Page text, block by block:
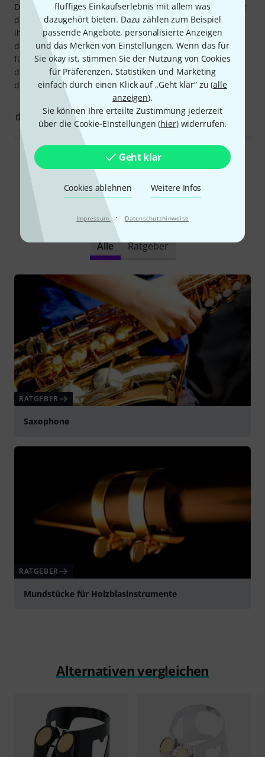
fluffiges Einkaufserlebnis mit allem was
dazugehört bieten. Dazu zählen zum Beispiel
passende Angebote, personalisierte Anzeigen
und das Merken von Einstellungen. Wenn das für
Sie okay ist, stimmen Sie der Nutzung von Cookies
für Präferenzen, Statistiken und Marketing
einfach durch einen Klick auf „Geht klar“ zu (alle
anzeigen).
Sie können Ihre erteilte Zustimmung jederzeit
über die Cookie-Einstellungen (hier) widerrufen.
Geht klar
Cookies ablehnen Weitere Infos
Impressum · Datenschutzhinweise
Die Blattschraube ist hervorragend, sehr vielseitig und hält
das Rohrblatt sicher. Die austauschbaren Platten erfüllen
ihren Zweck, und man kann die Klangnuancen zwischen
den verschiedenen Typen heraushören. Ich habe ihr keine
fünf Sterne gegeben, da die Stabilität nicht optimal ist, da
die Vorgängerversionen solider waren; diese hier sind
dünner und können sich leicht verziehen.
0 BEWERTUNG MELDEN
Alle Bewertungen lesen
Schon gewusst?
Alle Ratgeber
RATGEBER
Saxophone
RATGEBER
Mundstücke für Holzblasinstrumente
Alternativen vergleichen